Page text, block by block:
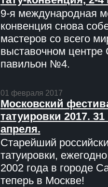
9-я международная
конвенция снова
мастеров со всего
выставочном центре
павильон №4.
01 февраля 2017
Московский
татуировки 2017. 31
апреля.
Старейший
татуировки,
2002 года в городе
теперь в Москве!